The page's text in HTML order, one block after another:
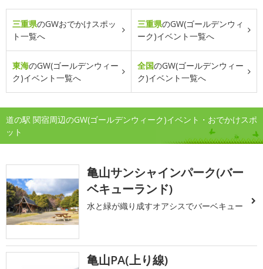
三重県のGWおでかけスポッ
ト一覧へ
三重県のGW(ゴールデンウィ
ーク)イベント一覧へ
東海のGW(ゴールデンウィー
ク)イベント一覧へ
全国のGW(ゴールデンウィー
ク)イベント一覧へ
道の駅 関宿周辺のGW(ゴールデンウィーク)イベント・おでかけスポ
ット
亀山サンシャインパーク(バー
ベキューランド)
水と緑が織り成すオアシスでバーベキュー
亀山PA(上り線)